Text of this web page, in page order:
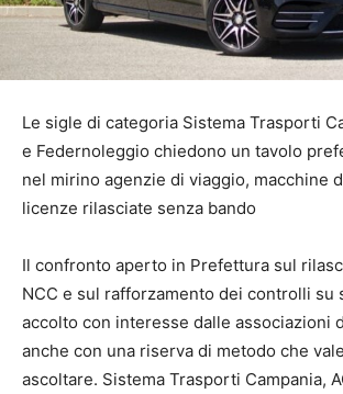
Le sigle di categoria Sistema Trasporti
e Federnoleggio chiedono un tavolo
nel mirino agenzie di viaggio, macchine
licenze rilasciate senza bando
Il confronto aperto in Prefettura sul
NCC e sul rafforzamento dei controlli su
accolto con interesse dalle associazioni
anche con una riserva di metodo che
ascoltare. Sistema Trasporti Campania,